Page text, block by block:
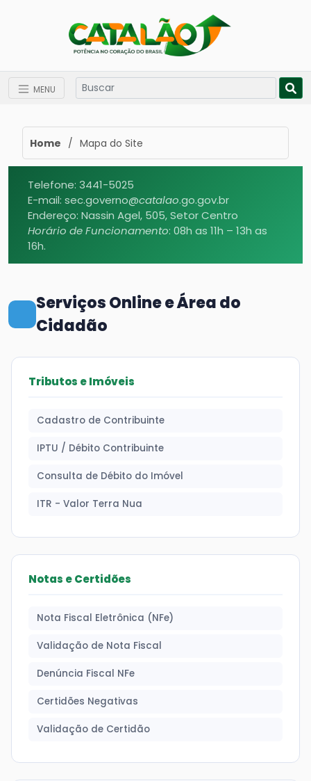
MENU
Home / Mapa do Site
Telefone: 3441-5025
E-mail: sec.governo@catalao.go.gov.br
Endereço: Nassin Agel, 505, Setor Centro
Horário de Funcionamento: 08h as 11h – 13h as
16h.
Serviços Online e Área do
Cidadão
Tributos e Imóveis
Cadastro de Contribuinte
IPTU / Débito Contribuinte
Consulta de Débito do Imóvel
ITR - Valor Terra Nua
Notas e Certidões
Nota Fiscal Eletrônica (NFe)
Validação de Nota Fiscal
Denúncia Fiscal NFe
Certidões Negativas
Validação de Certidão